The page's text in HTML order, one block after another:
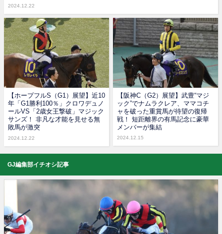
2024.12.22
【ホープフルS（G1）展望】近10
年「G1勝利100％」クロワデュノ
ールVS「2歳女王撃破」マジック
サンズ！ 非凡な才能を見せる無
敗馬が激突
2024.12.22
【阪神C（G2）展望】武豊“マジ
ック”でナムラクレア、ママコチ
ャを破った重賞馬が待望の復帰
戦！ 短距離界の有馬記念に豪華
メンバーが集結
2024.12.15
GJ編集部イチオシ記事